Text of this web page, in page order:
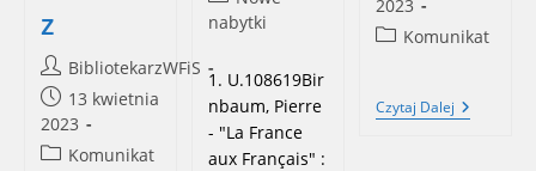
z
Post
author:
BibliotekarzWFiS
Post
published:
13 kwietnia
2023
PostKomunikat
category:
nabytki
1. U.108619Bir
nbaum, Pierre
- "La France
aux Français" :
2023
PostKomunikat
Czytaj DalejGodziny
Otwarcia